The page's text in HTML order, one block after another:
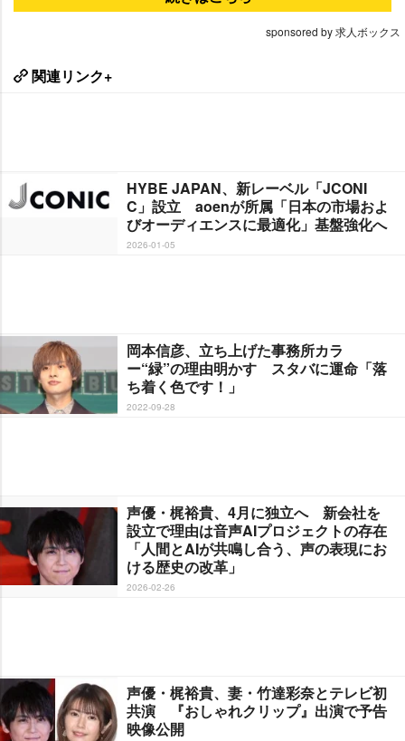
sponsored by 求人ボックス
関連リンク+
HYBE JAPAN、新レーベル「JCONI
C」設立 aoenが所属「日本の市場およ
びオーディエンスに最適化」基盤強化へ
2026-01-05
岡本信彦、立ち上げた事務所カラ
ー“緑”の理由明かす スタバに運命「落
ち着く色です！」
2022-09-28
声優・梶裕貴、4月に独立へ 新会社を
設立で理由は音声AIプロジェクトの存在
「人間とAIが共鳴し合う、声の表現にお
ける歴史の改革」
2026-02-26
声優・梶裕貴、妻・竹達彩奈とテレビ初
共演 『おしゃれクリップ』出演で予告
映像公開